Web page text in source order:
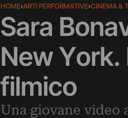
HOME›ARTI PERFORMATIVE›CINEMA &
Sara
New
filmico
Una giovane video